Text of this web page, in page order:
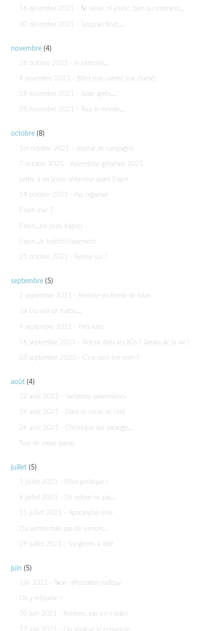
16 décembre 2021 - Ni vieux, ni jeune, bien au contraire....
30 décembre 2021 - Jusqu'au bout....
novembre (4)
28 octobre 2021 - In extremis...
4 novembre 2021 - Billet non culotté (car étamé)
18 novembre 2021 - Juste après....
25 novembre 2021 - Tout le monde...
octobre (8)
1er octobre 2021 - Journal de campagne
7 octobre 2021 - Assemblée générale 2021
Lettre à un jeune rédacteur avant Essen
14 octobre 2021 - Pas organisé
Essen jour 1
Essen...les jours d'après
Essen...le ludoch'classement
21 octobre 2021 - Retour sur ?
septembre (5)
2 septembre 2021 - Rentrée en forme de bilan
J'ai cru voir un barbu....
9 septembre 2021 - Prés-idée
16 septembre 2021 - Retour dans les 80s ? Jamais de la vie !
23 septembre 2020 - C'est quoi ton nom ?
août (4)
12 août 2021 - Variations saisonnières
19 août 2021 - Dans le creux de l'été
26 août 2021 - Chronique qui patauge...
Tour de passe-passe.
juillet (5)
1 juillet 2021 - Billet politique !
8 juillet 2021 - De retour ou pas...
15 juillet 2021 - Apocalypse now
Du surmoi mais pas de surnom...
29 juillet 2021 - Songeons à l'été
juin (5)
Juin 2021 - Non- affectation ludique
On y retourne ?
10 juin 2021 - Rentrée, pas (co-) vidée
17 juin 2021 - On soulève le couvercle....